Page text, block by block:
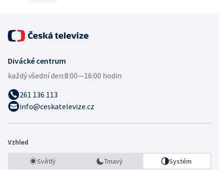
Divácké centrum
každý všední den:8:00—16:00 hodin
261 136 113
info@ceskatelevize.cz
Vzhled
Světlý Tmavý Systém